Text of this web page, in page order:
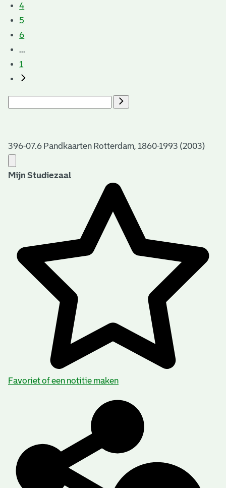
4
5
6
...
1
396-07.6 Pandkaarten Rotterdam, 1860-1993 (2003)
Mijn Studiezaal
Favoriet of een notitie maken